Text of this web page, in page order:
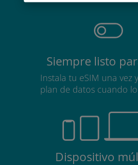
Siempre listo
Instala tu eSIM una vez
plan de datos cuando
Dispositivo